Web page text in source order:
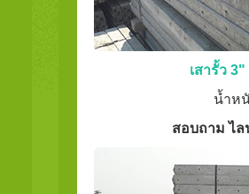
เสารั้ว
น้ำห
สอบถาม ไล